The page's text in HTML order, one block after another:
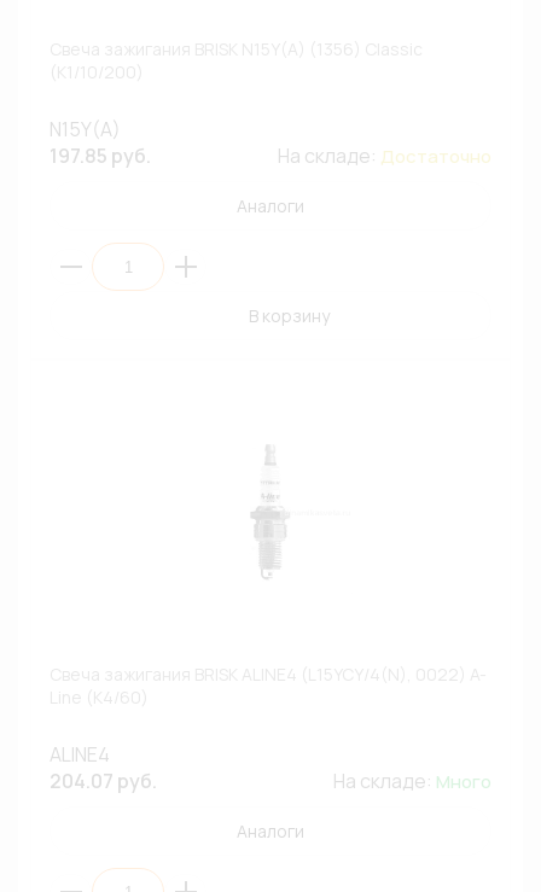
N15Y(A)
197.85 руб.
На складе: Достаточно
Аналоги
В корзину
ALINE4
204.07 руб.
На складе: Много
Аналоги